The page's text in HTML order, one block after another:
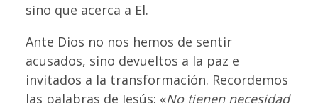
sino que acerca a El.
Ante Dios no nos hemos de sentir
acusados, sino devueltos a la paz e
invitados a la transformación. Recordemos
las palabras de Jesús: «No tienen necesidad